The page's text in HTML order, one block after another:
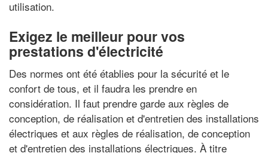
utilisation.
Exigez le meilleur pour vos
prestations d'électricité
Des normes ont été établies pour la sécurité et le
confort de tous, et il faudra les prendre en
considération. Il faut prendre garde aux règles de
conception, de réalisation et d'entretien des installations
électriques et aux règles de réalisation, de conception
et d'entretien des installations électriques. À titre